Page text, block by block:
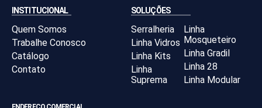
INSTITUCIONAL
Quem Somos
Trabalhe Conosco
Catálogo
Contato
SOLUÇÕES
Serralheria
Linha Vidros
Linha Kits
Linha
Suprema
Linha
Mosqueteiro
Linha Gradil
Linha 28
Linha Modular